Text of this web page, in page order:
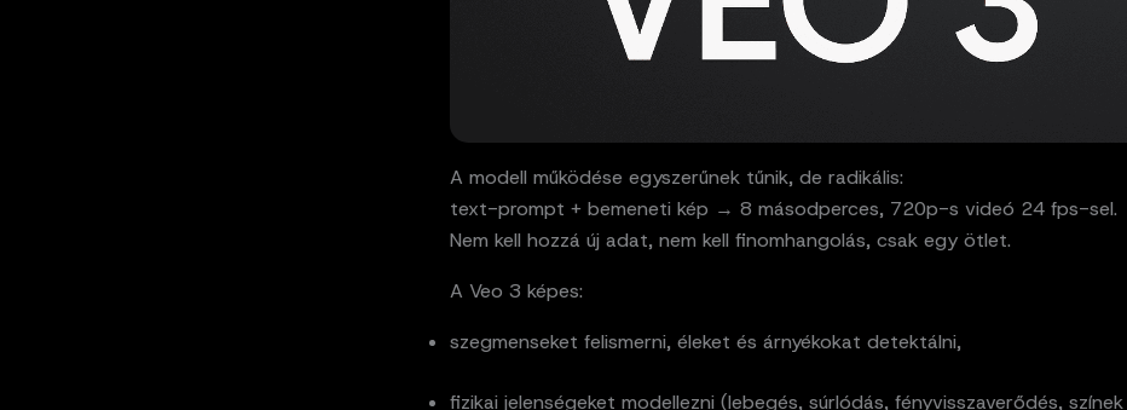
A modell működése egyszerűnek tűnik, de radikális:
text-prompt + bemeneti kép → 8 másodperces, 720p-s videó 24 fps-sel.
Nem kell hozzá új adat, nem kell finomhangolás, csak egy ötlet.
A Veo 3 képes:
szegmenseket felismerni, éleket és árnyékokat detektálni,
fizikai jelenségeket modellezni (lebegés, súrlódás, fényvisszaverődés, színek